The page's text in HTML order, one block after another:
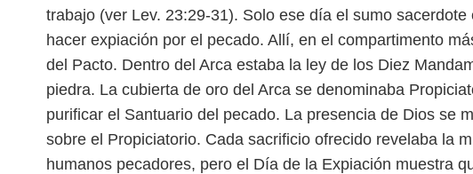
trabajo (ver Lev. 23:29-31). Solo ese día el sumo sacerdote
hacer expiación por el pecado. Allí, en el compartimento
del Pacto. Dentro del Arca estaba la ley de los Diez
piedra. La cubierta de oro del Arca se denominaba
purificar el Santuario del pecado. La presencia de Dios se
sobre el Propiciatorio. Cada sacrificio ofrecido revelaba la
humanos pecadores, pero el Día de la Expiación muestra